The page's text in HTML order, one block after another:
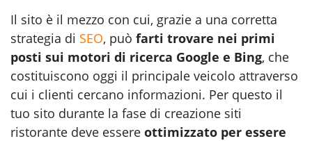
Il sito è il mezzo con cui, grazie a una corretta
strategia di SEO, può farti trovare nei primi
posti sui motori di ricerca Google e Bing, che
costituiscono oggi il principale veicolo attraverso
cui i clienti cercano informazioni. Per questo il
tuo sito durante la fase di creazione siti
ristorante deve essere ottimizzato per essere